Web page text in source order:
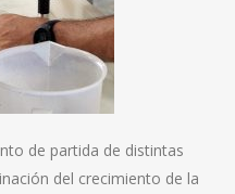
de partida de distintas
del crecimiento de la